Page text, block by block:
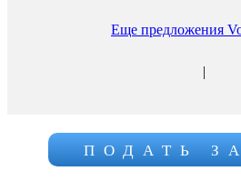
Еще предложения
|
ПОДАТЬ